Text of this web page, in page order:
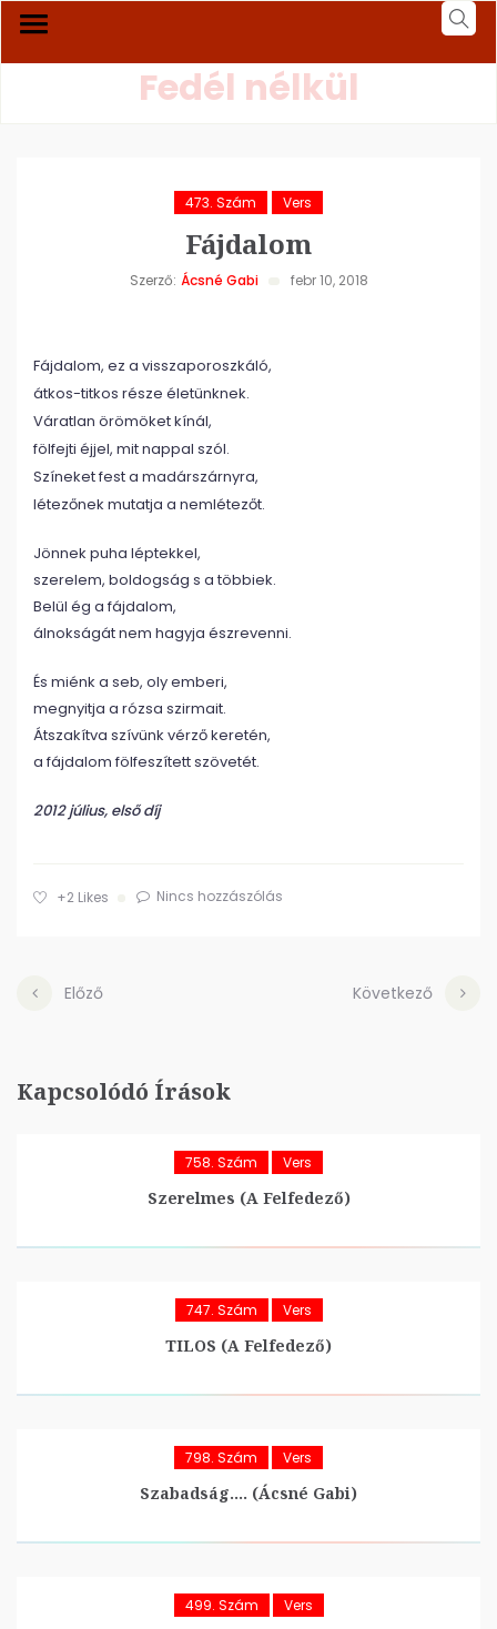
Fedél nélkül
473. Szám Vers
Fájdalom
Szerző: Ácsné Gabi febr 10, 2018
Fájdalom, ez a visszaporoszkáló,
átkos-titkos része életünknek.
Váratlan örömöket kínál,
fölfejti éjjel, mit nappal szól.
Színeket fest a madárszárnyra,
létezőnek mutatja a nemlétezőt.
Jönnek puha léptekkel,
szerelem, boldogság s a többiek.
Belül ég a fájdalom,
álnokságát nem hagyja észrevenni.
És miénk a seb, oly emberi,
megnyitja a rózsa szirmait.
Átszakítva szívünk vérző keretén,
a fájdalom fölfeszített szövetét.
2012 július, első díj
+2 Likes Nincs hozzászólás
Előző Következő
Kapcsolódó Írások
758. Szám Vers
Szerelmes (A Felfedező)
747. Szám Vers
TILOS (A Felfedező)
798. Szám Vers
Szabadság…. (Ácsné Gabi)
499. Szám Vers